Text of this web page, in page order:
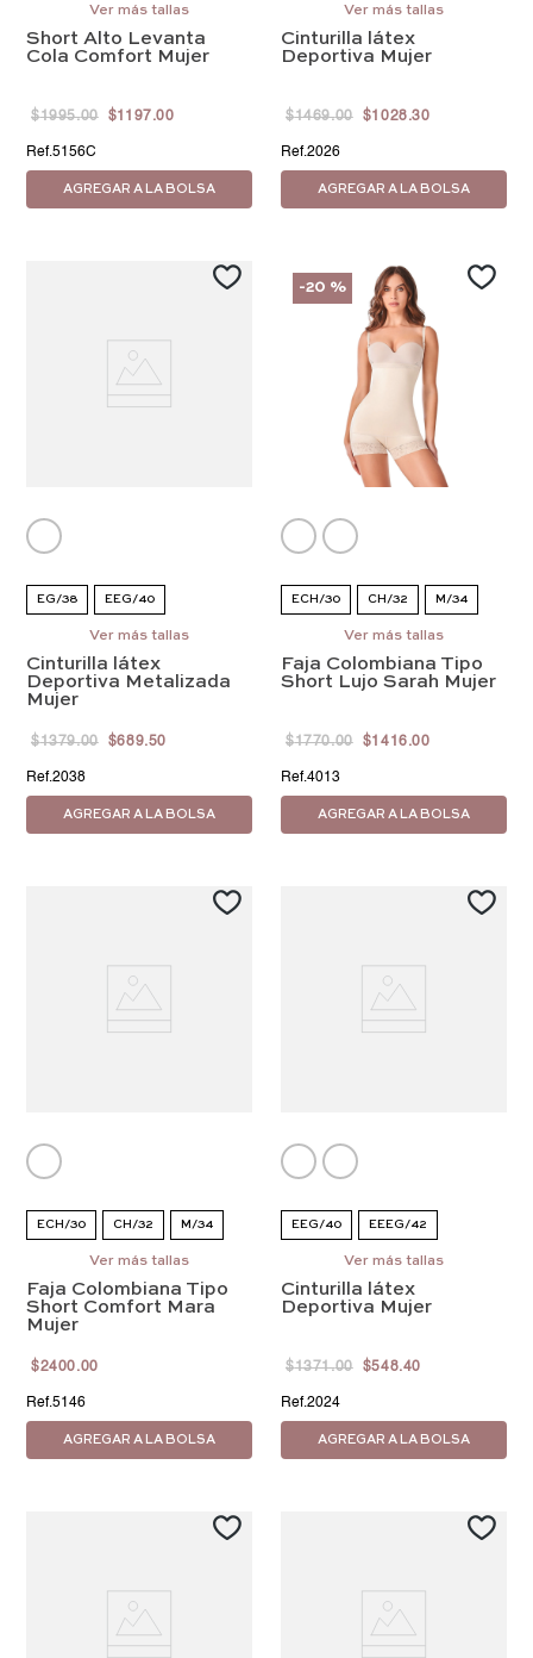
EEEG/42Ver más tallas
Short Alto Levanta
Cola Comfort Mujer
$1995.00 $1197.00
5156C
AGREGAR A LA BOLSA
EG/38 EEG/40
EEEG/42
Ver más tallas
Cinturilla látex
Deportiva Mujer
$1469.00 $1028.30
2026
AGREGAR A LA BOLSA
EG/38 EEG/40
EEEG/42Ver más tallas
Cinturilla látex
Deportiva Metalizada
Mujer
$1379.00 $689.50
2038
AGREGAR A LA BOLSA
-20 %
ECH/30 CH/32 M/34
EG/38 EEG/40
EEEG/42
Ver más tallas
Faja Colombiana Tipo
Short Lujo Sarah Mujer
$1770.00 $1416.00
4013
AGREGAR A LA BOLSA
ECH/30 CH/32 M/34
EEG/40
EEEG/42
Ver más tallas
Faja Colombiana Tipo
Short Comfort Mara
Mujer
$2400.00
5146
AGREGAR A LA BOLSA
EEG/40 EEEG/42
Ver más tallas
Cinturilla látex
Deportiva Mujer
$1371.00 $548.40
2024
AGREGAR A LA BOLSA